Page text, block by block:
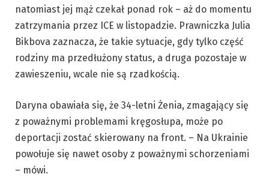
natomiast jej mąż czekał ponad rok – aż do momentu
zatrzymania przez ICE w listopadzie. Prawniczka Julia
Bikbova zaznacza, że takie sytuacje, gdy tylko część
rodziny ma przedłużony status, a druga pozostaje w
zawieszeniu, wcale nie są rzadkością.
Daryna obawiała się, że 34-letni Żenia, zmagający się
z poważnymi problemami kręgosłupa, może po
deportacji zostać skierowany na front. – Na Ukrainie
powołuje się nawet osoby z poważnymi schorzeniami
– mówi.